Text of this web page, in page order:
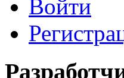
Пена и герметики
Автомобильный
Сварочное
Силовое оборудование
Войти